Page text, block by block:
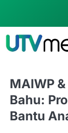
MAIWP
Bahu:
Bantu